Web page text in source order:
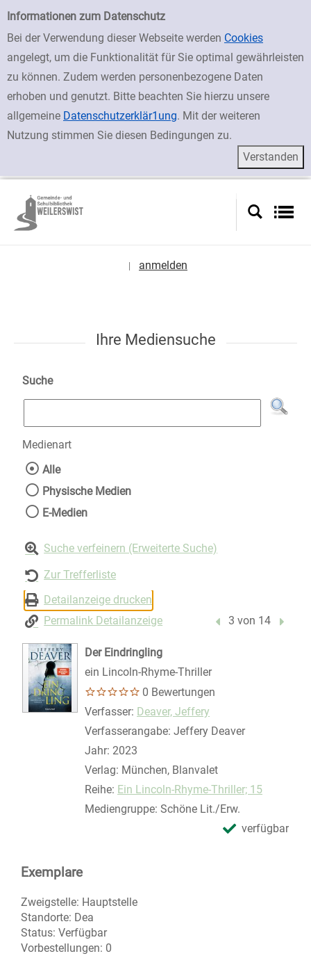
Einfache Suche
Informationen zum Datenschutz
Bei der Verwendung dieser Webseite werden Cookies
angelegt, um die Funktionalität für Sie optimal gewährleisten
zu können. Zudem werden personenbezogene Daten
erhoben und genutzt. Bitte beachten Sie hierzu unsere
allgemeine Datenschutzerklär1ung. Mit der weiteren
Nutzung stimmen Sie diesen Bedingungen zu.
zur Navigation springen
zum Inhalt springen
Zur Detailanzeige springen
anmelden
Ihre Mediensuche
Suche
Medienart
Wählen Sie die Medienart nach der Sie
Alle
Physische Medien
E-Medien
Suche verfeinern (Erweiterte Suche)
Zur Trefferliste
Detailanzeige drucken
Permalink Detailanzeige
Vorheriger Treffer
3 von 14
Der Eindringling
ein Lincoln-Rhyme-Thriller
0 Bewertungen
Verfasser: Suche nach diesem Verfasser
Deaver, Jeffery
Verfasserangabe: Jeffery Deaver
Jahr: 2023
Verlag: München, Blanvalet
Reihe: Ein Lincoln-Rhyme-Thriller; 15
Mediengruppe: Schöne Lit./Erw.
verfügbar
Exemplare
Zweigstelle: Hauptstelle
Standorte: Dea
Status: Verfügbar
Vorbestellungen: 0